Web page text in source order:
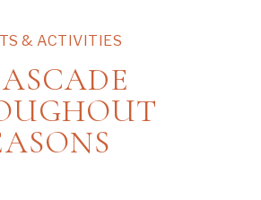
& ACTIVITIES